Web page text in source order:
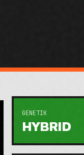
GENETIK
HYBRID